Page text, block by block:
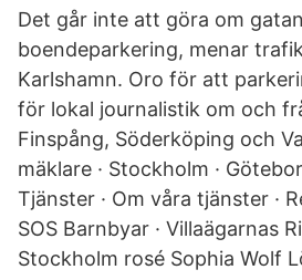
Det går inte att göra om
boendeparkering, menar
Karlshamn. Oro för att
för lokal journalistik om och
Finspång, Söderköping och
mäklare · Stockholm ·
Tjänster · Om våra tjänster ·
SOS Barnbyar · Villaägarnas
Stockholm rosé Sophia Wolf